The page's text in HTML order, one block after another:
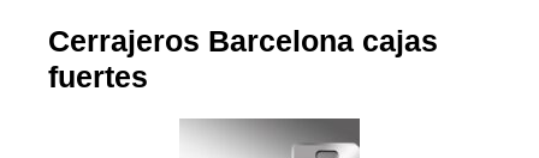
Cerrajeros Barcelona cajas
fuertes